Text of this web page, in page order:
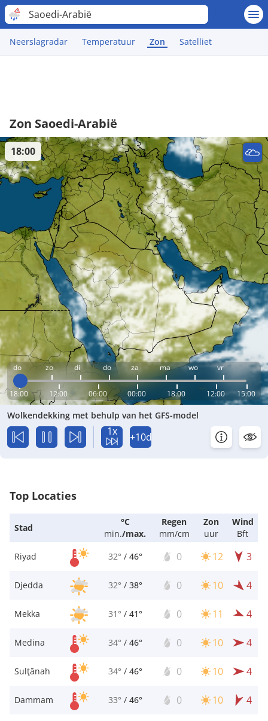
Saoedi-Arabië
Neerslagradar Temperatuur Zon Satelliet
Zon Saoedi-Arabië
do zo di do za ma wo vr
18:00 12:00 06:00 00:00 18:00 12:00 15:00
18:00
Wolkendekking met behulp van het GFS-model
1x +10d
Top Locaties
Stad
°C
min./max.
Regen
mm/cm
Zon
uur
Wind
Bft
Riyad
32° / 46° 0 12 3
Djedda 32° / 38° 0 10 4
Mekka 31° / 41° 0 11 4
Medina 34° / 46° 0 10 4
Sulţānah 34° / 46° 0 10 4
Dammam 33° / 46° 0 10 4